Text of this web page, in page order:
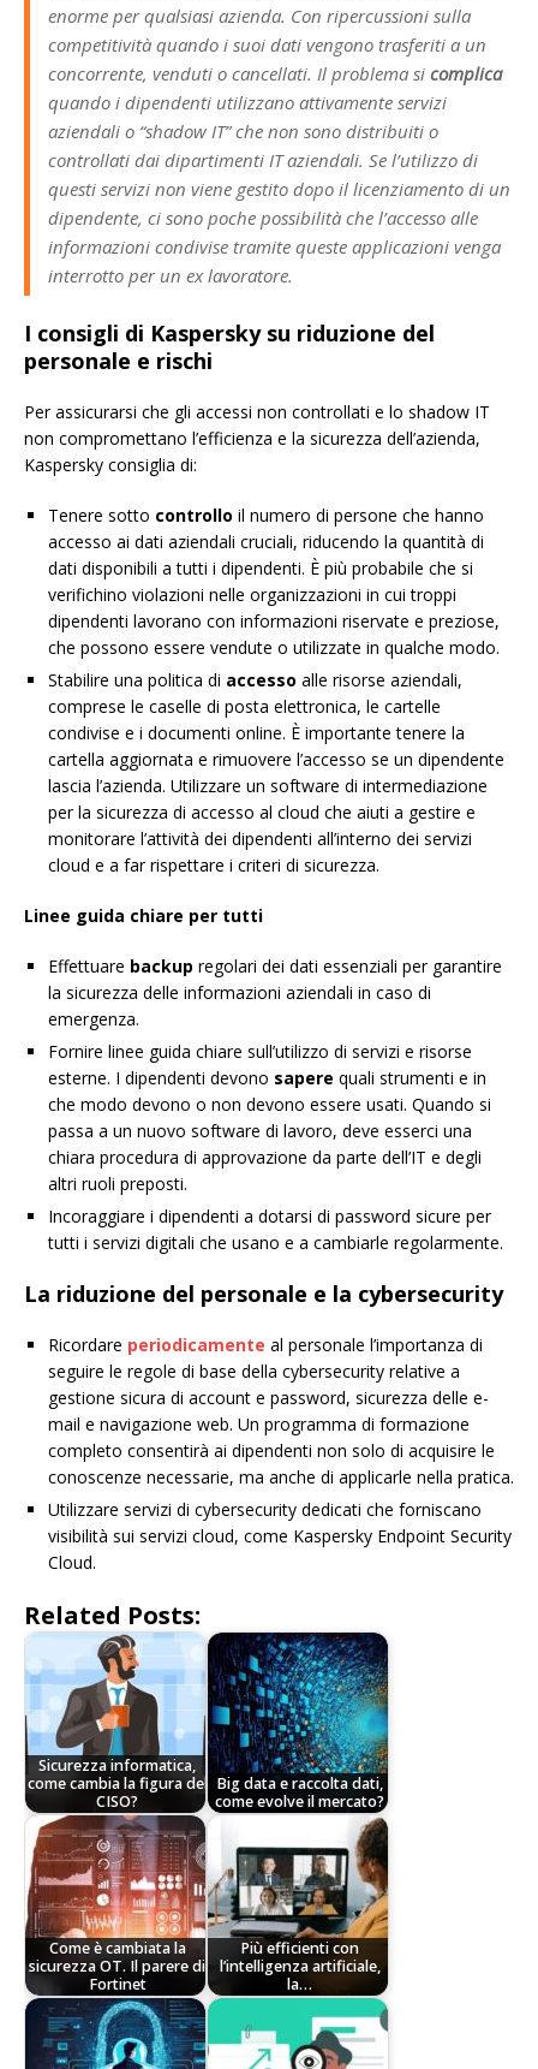
enorme per qualsiasi azienda. Con ripercussioni sulla
competitività quando i suoi dati vengono trasferiti a un
concorrente, venduti o cancellati. Il problema si complica
quando i dipendenti utilizzano attivamente servizi
aziendali o “shadow IT” che non sono distribuiti o
controllati dai dipartimenti IT aziendali. Se l’utilizzo di
questi servizi non viene gestito dopo il licenziamento di un
dipendente, ci sono poche possibilità che l’accesso alle
informazioni condivise tramite queste applicazioni venga
interrotto per un ex lavoratore.
I consigli di Kaspersky su riduzione del
personale e rischi
Per assicurarsi che gli accessi non controllati e lo shadow IT
non compromettano l’efficienza e la sicurezza dell’azienda,
Kaspersky consiglia di:
Tenere sotto controllo il numero di persone che hanno
accesso ai dati aziendali cruciali, riducendo la quantità di
dati disponibili a tutti i dipendenti. È più probabile che si
verifichino violazioni nelle organizzazioni in cui troppi
dipendenti lavorano con informazioni riservate e preziose,
che possono essere vendute o utilizzate in qualche modo.
Stabilire una politica di accesso alle risorse aziendali,
comprese le caselle di posta elettronica, le cartelle
condivise e i documenti online. È importante tenere la
cartella aggiornata e rimuovere l’accesso se un dipendente
lascia l’azienda. Utilizzare un software di intermediazione
per la sicurezza di accesso al cloud che aiuti a gestire e
monitorare l’attività dei dipendenti all’interno dei servizi
cloud e a far rispettare i criteri di sicurezza.
Linee guida chiare per tutti
Effettuare backup regolari dei dati essenziali per garantire
la sicurezza delle informazioni aziendali in caso di
emergenza.
Fornire linee guida chiare sull’utilizzo di servizi e risorse
esterne. I dipendenti devono sapere quali strumenti e in
che modo devono o non devono essere usati. Quando si
passa a un nuovo software di lavoro, deve esserci una
chiara procedura di approvazione da parte dell’IT e degli
altri ruoli preposti.
Incoraggiare i dipendenti a dotarsi di password sicure per
tutti i servizi digitali che usano e a cambiarle regolarmente.
La riduzione del personale e la cybersecurity
Ricordare periodicamente al personale l’importanza di
seguire le regole di base della cybersecurity relative a
gestione sicura di account e password, sicurezza delle e-
mail e navigazione web. Un programma di formazione
completo consentirà ai dipendenti non solo di acquisire le
conoscenze necessarie, ma anche di applicarle nella pratica.
Utilizzare servizi di cybersecurity dedicati che forniscano
visibilità sui servizi cloud, come Kaspersky Endpoint Security
Cloud.
Related Posts:
Sicurezza informatica,
come cambia la figura del
CISO?
Big data e raccolta dati,
come evolve il mercato?
Come è cambiata la
sicurezza OT. Il parere di
Fortinet
Più efficienti con
l’intelligenza artificiale,
la…